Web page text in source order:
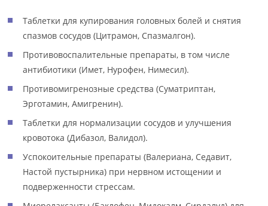
Таблетки для купирования головных болей и снятия
спазмов сосудов (Цитрамон, Спазмалгон).
Противовоспалительные препараты, в том числе
антибиотики (Имет, Нурофен, Нимесил).
Противомигренозные средства (Суматриптан,
Эрготамин, Амигренин).
Таблетки для нормализации сосудов и улучшения
кровотока (Дибазол, Валидол).
Успокоительные препараты (Валериана, Седавит,
Настой пустырника) при нервном истощении и
подверженности стрессам.